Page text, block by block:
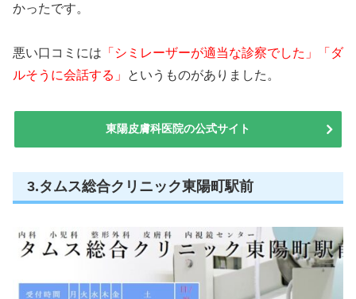
かったです。
悪い口コミには 「シミレーザーが適当な診察でした」「ダ
ルそうに会話する」
というものがありました。
東陽皮膚科医院の公式サイト
3.タムス総合クリニック東陽町駅前